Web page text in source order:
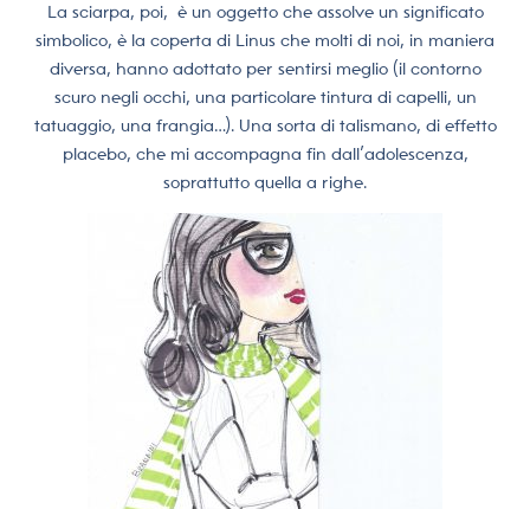
La sciarpa, poi, è un oggetto che assolve un significato
simbolico, è la coperta di Linus che molti di noi, in maniera
diversa, hanno adottato per sentirsi meglio (il contorno
scuro negli occhi, una particolare tintura di capelli, un
tatuaggio, una frangia…). Una sorta di talismano, di effetto
placebo, che mi accompagna fin dall’adolescenza,
soprattutto quella a righe.